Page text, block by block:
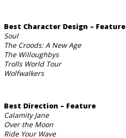
Best Character Design – Feature
Soul
The Croods: A New Age
The Willoughbys
Trolls World Tour
Wolfwalkers
Best Direction – Feature
Calamity Jane
Over the Moon
Ride Your Wave